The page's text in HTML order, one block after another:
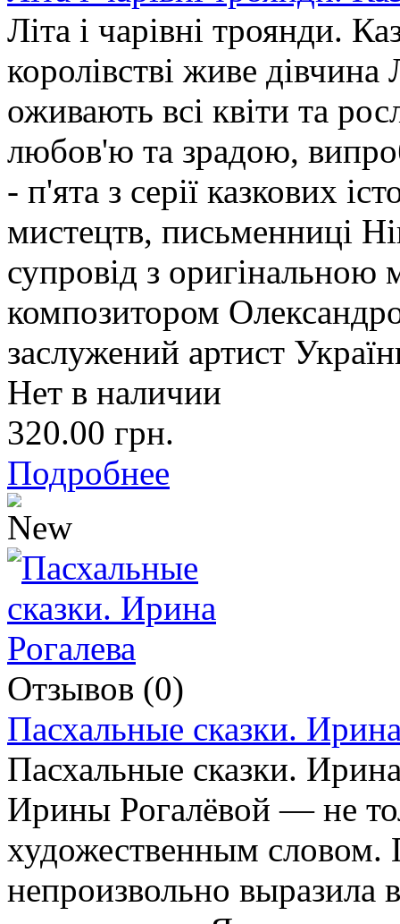
Літа і чарівні троянди.
королівстві живе дівчина
оживають всі квіти та
любов'ю та зрадою,
- п'ята з серії казкових
мистецтв, письменниці
супровід з
композитором
заслужений артист
Нет в наличии
320.00 грн.
Подробнее
Отзывов (0)
Пасхальные сказки.
Пасхальные сказки.
Ирины Рогалёвой — не
художественным словом.
непроизвольно выразила